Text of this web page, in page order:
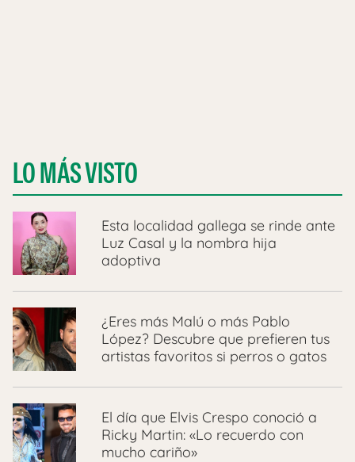
LO MÁS VISTO
Esta localidad gallega se rinde ante
Luz Casal y la nombra hija
adoptiva
¿Eres más Malú o más Pablo
López? Descubre que prefieren tus
artistas favoritos si perros o gatos
El día que Elvis Crespo conoció a
Ricky Martin: «Lo recuerdo con
mucho cariño»